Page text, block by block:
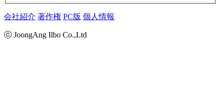
会社紹介 著作権 PC版 個人情報
ⓒ JoongAng Ilbo Co.,Ltd